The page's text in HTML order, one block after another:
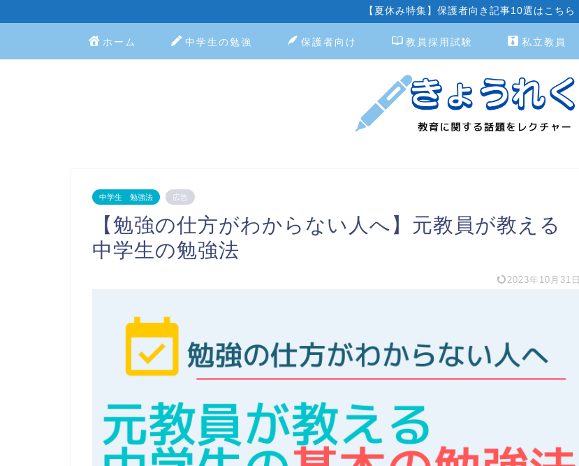
【夏休み特集】保護者向き記事10選はこちら
ホーム 中学生の勉強 保護者向け 教員採用試験 私立教員
中学生 勉強法 広告
【勉強の仕方がわからない人へ】元教員が教える
中学生の勉強法
2023年10月31日